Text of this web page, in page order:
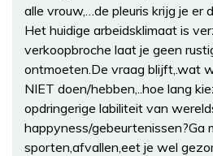
alle vrouw,…de pleuris krijg je er
Het huidige arbeidsklimaat is
verkoopbroche laat je geen
ontmoeten.De vraag blijft,.wat
NIET doen/hebben,..hoe lang
opdringerige labiliteit van
happyness/gebeurtenissen?Ga
sporten,afvallen,eet je wel